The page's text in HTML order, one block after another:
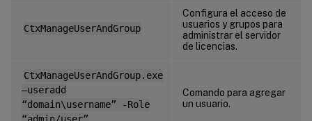
CtxManageUserAndGroup
Configura el acceso de
usuarios y grupos para
administrar el servidor
de licencias.
CtxManageUserAndGroup.exe
–useradd
“domain\username” -Role
Comando para agregar
un usuario.